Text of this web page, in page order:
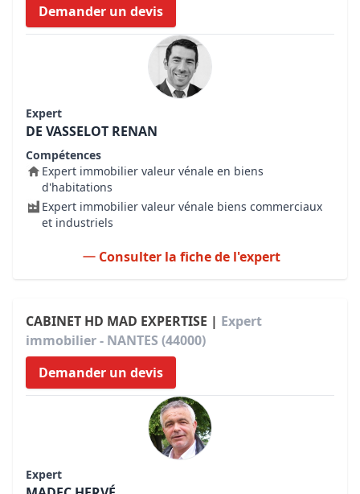
Demander un devis
Expert
DE VASSELOT RENAN
Compétences
Expert immobilier valeur vénale en biens
d'habitations
Expert immobilier valeur vénale biens commerciaux
et industriels
Consulter la fiche de l'expert
CABINET HD MAD EXPERTISE | Expert
immobilier - NANTES (44000)
Demander un devis
Expert